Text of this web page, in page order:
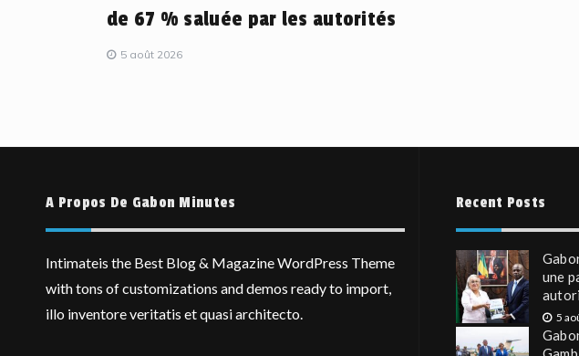
de 67 % saluée par les autorités
5 août 2026
A Propos De Gabon Minutes
Intimateis the Best Blog & Magazine WordPress Theme
with tons of customizations and demos ready to import,
illo inventore veritatis et quasi architecto.
Recent Posts
une
5